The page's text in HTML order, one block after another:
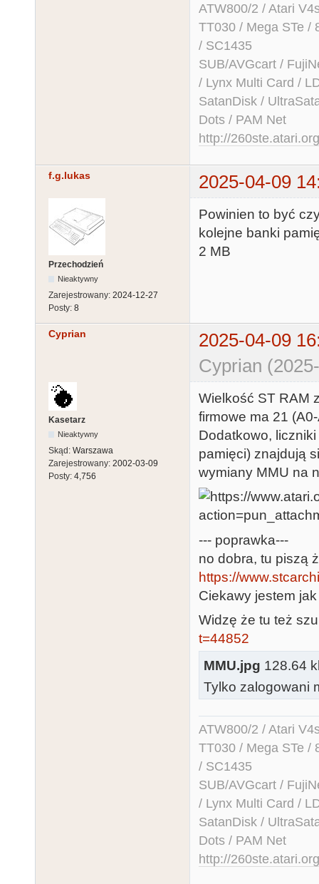
ATW800/2 / Atari
TT030 / Mega STe /
/ SC1435
SUB/AVGcart /
/ Lynx Multi Card /
SatanDisk /
Dots / PAM Net
http://260ste.atari.org
f.g.lukas 2025-04-09
Przechodzień
Nieaktywny
Zarejestrowany: 2024-12-27
Posty: 8
Powinien to być
kolejne banki
2 MB
Cyprian
2025-04-09
Cyprian
Kasetarz
Nieaktywny
Skąd: Warszawa
Zarejestrowany: 2002-03-09
Posty: 4,756
Wielkość ST RAM
firmowe ma 21
Dodatkowo,
pamięci) znajdują
wymiany MMU na
--- poprawka---
no dobra, tu piszą
https://
Ciekawy jestem jak
Widzę że tu też
t=44852
MMU.jpg 128.64
Tylko zalogowani
ATW800/2 / Atari
TT030 / Mega STe /
/ SC1435
SUB/AVGcart /
/ Lynx Multi Card /
SatanDisk /
Dots / PAM Net
http://260ste.atari.org